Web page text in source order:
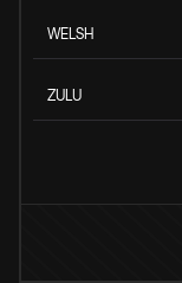
WELSH
ZULU